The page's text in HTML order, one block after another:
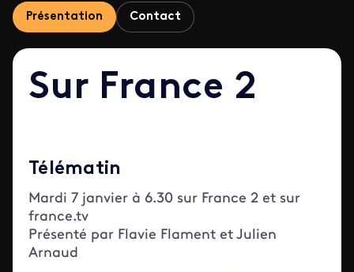
Présentation Contact
Sur France 2
Télématin
Mardi 7 janvier à 6.30 sur France 2 et sur
france.tv
Présenté par Flavie Flament et Julien
Arnaud